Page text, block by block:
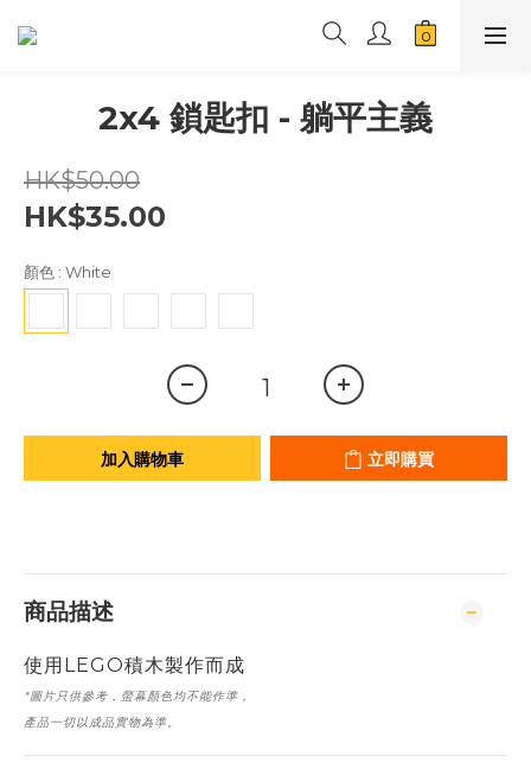
2x4 鎖匙扣 - 躺平主義
HK$50.00
HK$35.00
顏色 : White
加入購物車 立即購買
商品描述
使用LEGO積木製作而成
*圖片只供參考 ， 螢幕顏色均不能作準，
產品一切以成品 實物為準。